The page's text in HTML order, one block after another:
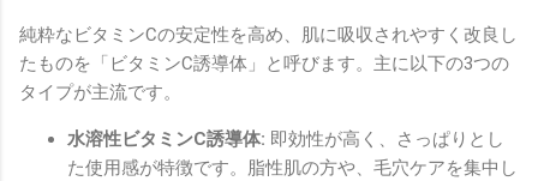
純粋なビタミンCの安定性を高め、肌に吸収されやすく改良し
たものを「ビタミンC誘導体」と呼びます。主に以下の3つの
タイプが主流です。
水溶性ビタミンC誘導体: 即効性が高く、さっぱりとし
た使用感が特徴です。脂性肌の方や、毛穴ケアを集中し